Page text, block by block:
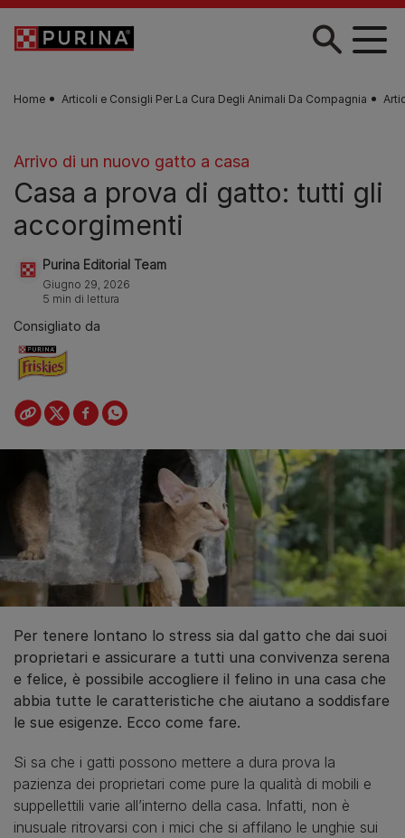
Skip to main content
Home Articoli e Consigli Per La Cura Degli Animali Da Compagnia
Arrivo di un nuovo gatto a casa
Casa a prova di gatto: tutti gli
accorgimenti
Purina Editorial Team
Giugno 29, 2026
5 min di lettura
Consigliato da
Per tenere lontano lo stress sia dal gatto che dai suoi
proprietari e assicurare a tutti una convivenza serena
e felice, è possibile accogliere il felino in una casa che
abbia tutte le caratteristiche che aiutano a soddisfare
le sue esigenze. Ecco come fare.
Si sa che i gatti possono mettere a dura prova la
pazienza dei proprietari come pure la qualità di mobili e
suppellettili varie all’interno della casa. Infatti, non è
inusuale ritrovarsi con i mici che si affilano le unghie sui